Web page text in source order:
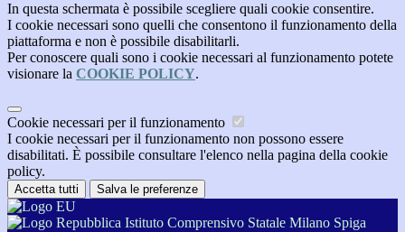
In questa schermata è possibile scegliere quali cookie consentire.
I cookie necessari sono quelli che consentono il funzionamento della
piattaforma e non è possibile disabilitarli.
Per conoscere quali sono i cookie necessari al funzionamento potete
visionare la COOKIE POLICY.
Cookie necessari per il funzionamento
I cookie necessari per il funzionamento non possono essere
disabilitati. È possibile consultare l'elenco nella pagina della cookie
policy.
Accetta tutti Salva le preferenze
Istituto Comprensivo Statale Milano Spiga